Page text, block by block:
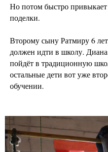
Но потом быстро
поделки.
Второму сыну Ратмиру 6
должен идти в школу. Диана
пойдёт в традиционную
остальные дети вот уже
обучении.